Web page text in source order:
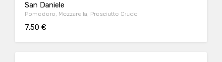
San Daniele
Pomodoro, Mozzarella, Prosciutto Crudo
7.50 €